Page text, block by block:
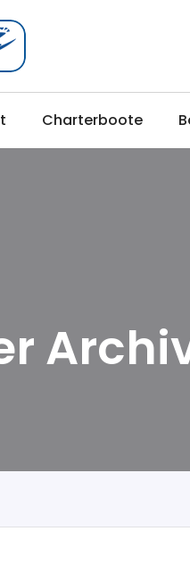
Charterboote